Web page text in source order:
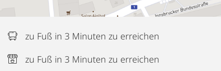
zu Fuß in 3 Minuten zu erreichen
zu Fuß in 3 Minuten zu erreichen